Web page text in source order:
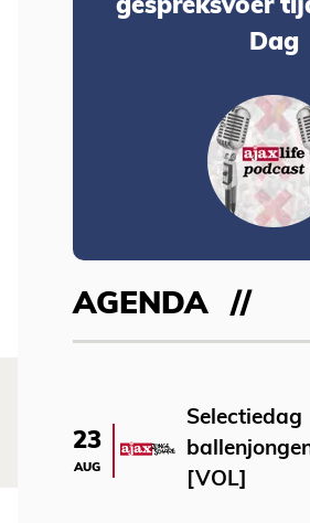
gespreksvoer
Dag
AGENDA
23
AUG
Selectiedag
[VOL]